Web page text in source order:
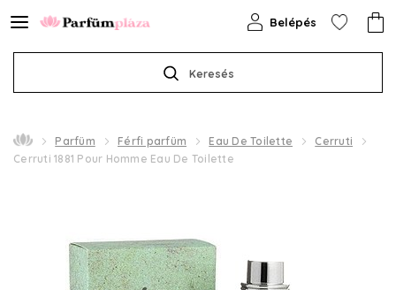
Keresés
Belépés
Parfüm Férfi parfüm Eau De Toilette
Cerruti
Cerruti 1881 Pour Homme Eau De Toilette